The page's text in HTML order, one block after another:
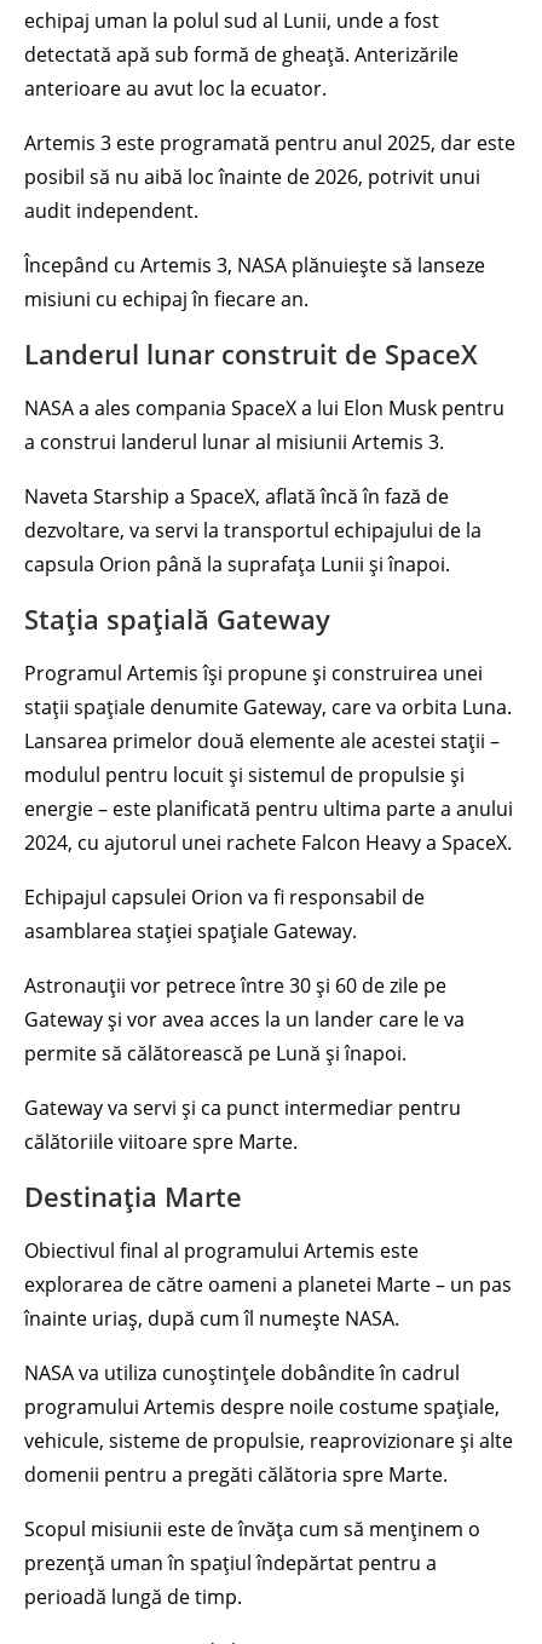
echipaj uman la polul sud al Lunii, unde a fost
detectată apă sub formă de gheață. Anterizările
anterioare au avut loc la ecuator.
Artemis 3 este programată pentru anul 2025, dar este
posibil să nu aibă loc înainte de 2026, potrivit unui
audit independent.
Începând cu Artemis 3, NASA plănuiește să lanseze
misiuni cu echipaj în fiecare an.
Landerul lunar construit de SpaceX
NASA a ales compania SpaceX a lui Elon Musk pentru
a construi landerul lunar al misiunii Artemis 3.
Naveta Starship a SpaceX, aflată încă în fază de
dezvoltare, va servi la transportul echipajului de la
capsula Orion până la suprafața Lunii și înapoi.
Stația spațială Gateway
Programul Artemis își propune și construirea unei
stații spațiale denumite Gateway, care va orbita Luna.
Lansarea primelor două elemente ale acestei stații –
modulul pentru locuit și sistemul de propulsie și
energie – este planificată pentru ultima parte a anului
2024, cu ajutorul unei rachete Falcon Heavy a SpaceX.
Echipajul capsulei Orion va fi responsabil de
asamblarea stației spațiale Gateway.
Astronauții vor petrece între 30 și 60 de zile pe
Gateway și vor avea acces la un lander care le va
permite să călătorească pe Lună și înapoi.
Gateway va servi și ca punct intermediar pentru
călătoriile viitoare spre Marte.
Destinația Marte
Obiectivul final al programului Artemis este
explorarea de către oameni a planetei Marte – un pas
înainte uriaș, după cum îl numește NASA.
NASA va utiliza cunoștințele dobândite în cadrul
programului Artemis despre noile costume spațiale,
vehicule, sisteme de propulsie, reaprovizionare și alte
domenii pentru a pregăti călătoria spre Marte.
Scopul misiunii este de învăța cum să menținem o
prezență uman în spațiul îndepărtat pentru a
perioadă lungă de timp.